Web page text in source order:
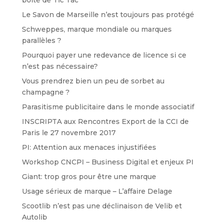
Le Savon de Marseille n’est toujours pas protégé
Schweppes, marque mondiale ou marques
parallèles ?
Pourquoi payer une redevance de licence si ce
n’est pas nécessaire?
Vous prendrez bien un peu de sorbet au
champagne ?
Parasitisme publicitaire dans le monde associatif
INSCRIPTA aux Rencontres Export de la CCI de
Paris le 27 novembre 2017
PI: Attention aux menaces injustifiées
Workshop CNCPI – Business Digital et enjeux PI
Giant: trop gros pour être une marque
Usage sérieux de marque – L’affaire Delage
Scootlib n’est pas une déclinaison de Velib et
Autolib